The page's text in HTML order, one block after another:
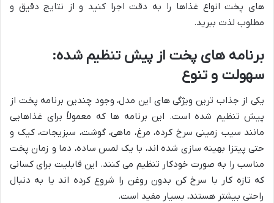
های پخت انواع غذاها را به دقت اجرا کنید و از نتایج دقیق و
مطلوب لذت ببرید.
برنامه های پخت از پیش تنظیم شده:
سهولت و تنوع
یکی از جذاب ترین ویژگی های این مدل، وجود چندین برنامه پخت از
پیش تنظیم شده است. این برنامه ها که معمولاً برای غذاهایی
مانند سیب زمینی سرخ کرده، مرغ، ماهی، گوشت، سبزیجات، کیک و
حتی پیتزا بهینه سازی شده اند، با یک لمس ساده، دما و زمان پخت
مناسب را به صورت خودکار تنظیم می کنند. این قابلیت برای کسانی
که تازه کار با سرخ کن بدون روغن را شروع کرده اند یا به دنبال
راحتی بیشتر هستند، بسیار مفید است.